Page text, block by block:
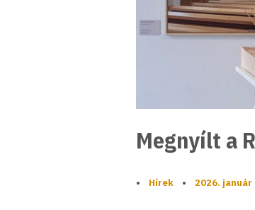
Megnyílt a
• Hírek • 2026. január